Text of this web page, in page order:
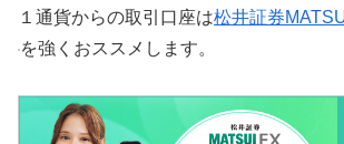
１通貨からの取引口座は松井証券
を強くおススメします。